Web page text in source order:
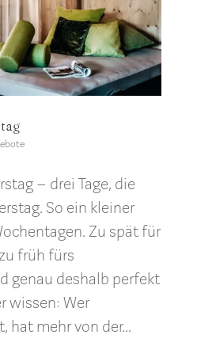
– drei Tage, die
So ein kleiner
Zu spät für
früh fürs
genau deshalb perfekt
wissen: Wer
hat mehr von der...